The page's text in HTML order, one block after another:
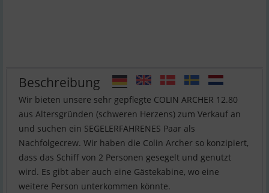
Beschreibung
Wir bieten unsere sehr gepflegte COLIN ARCHER 12.80
aus Altersgründen (schweren Herzens) zum Verkauf an
und suchen ein SEGELERFAHRENES Paar als
Nachfolgecrew. Wir haben die Colin Archer so konzipiert,
dass das Schiff von 2 Personen gesegelt und genutzt
wird. Es gibt aber auch eine Gästekabine, wo eine
weitere Person unterkommen könnte.